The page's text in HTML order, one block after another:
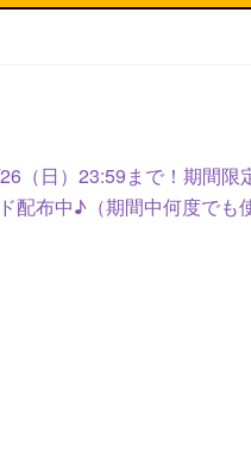
（日）23:59まで！期間限
配布中♪（期間中何度でも